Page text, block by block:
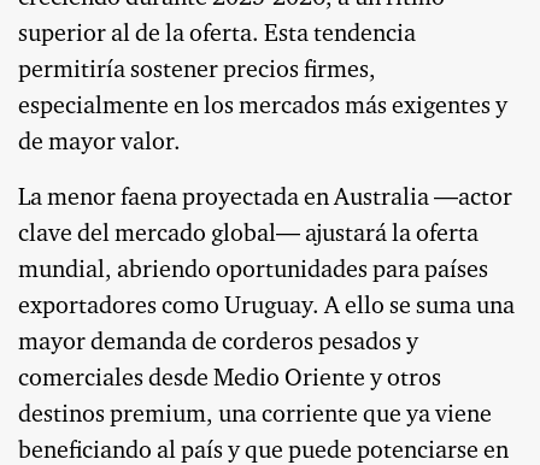
superior al de la oferta. Esta tendencia
permitiría sostener precios firmes,
especialmente en los mercados más exigentes y
de mayor valor.
La menor faena proyectada en Australia —actor
clave del mercado global— ajustará la oferta
mundial, abriendo oportunidades para países
exportadores como Uruguay. A ello se suma una
mayor demanda de corderos pesados y
comerciales desde Medio Oriente y otros
destinos premium, una corriente que ya viene
beneficiando al país y que puede potenciarse en